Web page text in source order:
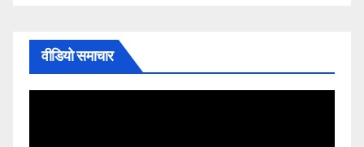
वीडियो समाचार